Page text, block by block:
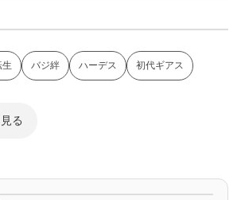
生 バジ絆 ハーデス 初代ギアス
る